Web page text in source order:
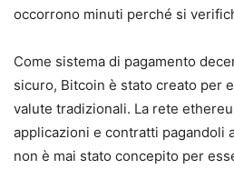
occorrono minuti perché si
Come sistema di pagamento
sicuro, Bitcoin è stato creato per
valute tradizionali. La rete
applicazioni e contratti pagandoli
non è mai stato concepito per